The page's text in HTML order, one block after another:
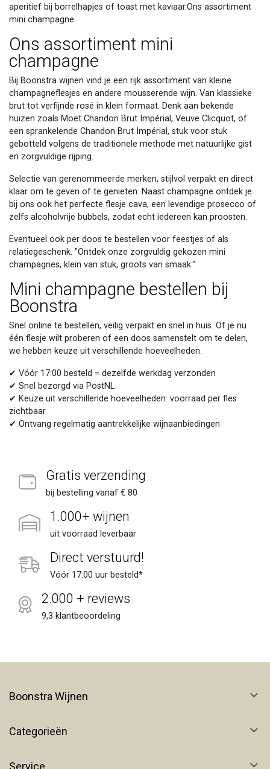
aperitief bij borrelhapjes of toast met kaviaar.Ons assortiment
mini champagne
Ons assortiment mini
champagne
Bij Boonstra wijnen vind je een rijk assortiment van kleine
champagneflesjes en andere mousserende wijn. Van klassieke
brut tot verfijnde rosé in klein formaat. Denk aan bekende
huizen zoals Moët Chandon Brut Impérial, Veuve Clicquot, of
een sprankelende Chandon Brut Impérial, stuk voor stuk
gebotteld volgens de traditionele methode met natuurlijke gist
en zorgvuldige rijping.
Selectie van gerenommeerde merken, stijlvol verpakt en direct
klaar om te geven of te genieten. Naast champagne ontdek je
bij ons ook het perfecte flesje cava, een levendige prosecco of
zelfs alcoholvrije bubbels, zodat echt iedereen kan proosten.
Eventueel ook per doos te bestellen voor feestjes of als
relatiegeschenk. "Ontdek onze zorgvuldig gekozen mini
champagnes, klein van stuk, groots van smaak."
Mini champagne bestellen bij
Boonstra
Snel online te bestellen, veilig verpakt en snel in huis. Of je nu
één flesje wilt proberen of een doos samenstelt om te delen,
we hebben keuze uit verschillende hoeveelheden.
✔ Vóór 17:00 besteld = dezelfde werkdag verzonden
✔ Snel bezorgd via PostNL
✔ Keuze uit verschillende hoeveelheden: voorraad per fles
zichtbaar
✔ Ontvang regelmatig aantrekkelijke wijnaanbiedingen
Gratis verzending
bij bestelling vanaf € 80
1.000+ wijnen
uit voorraad leverbaar
Direct verstuurd!
Vóór 17:00 uur besteld*
2.000 + reviews
9,3 klantbeoordeling
Boonstra Wijnen
Categorieën
Service